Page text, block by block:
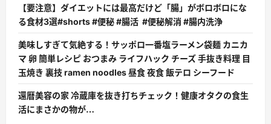
【要注意】ダイエットには最高だけど「腸」がボロボロにな
る食材3選#shorts #便秘 #腸活 #便秘解消 #腸内洗浄
美味しすぎて気絶する！サッポロ一番塩ラーメン袋麺 カニカ
マ 卵 簡単レシピ おつまみ ライフハック チーズ 手抜き料理 目
玉焼き 裏技 ramen noodles 昼食 夜食 飯テロ シーフード
還暦美容の家 冷蔵庫を抜き打ちチェック！健康オタクの食生
活にまさかの物が…